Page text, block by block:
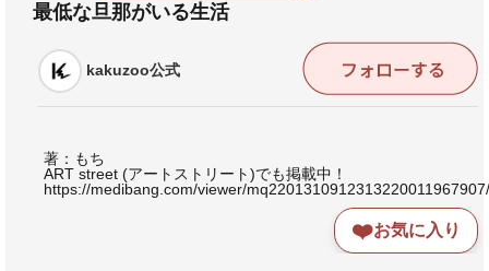
最低な旦那がいる生活
kakuzoo公式
著：もち
ART street (アートストリート)でも掲載中！
https://medibang.com/viewer/mq2201310912313220011967907/
❤️お気に入り